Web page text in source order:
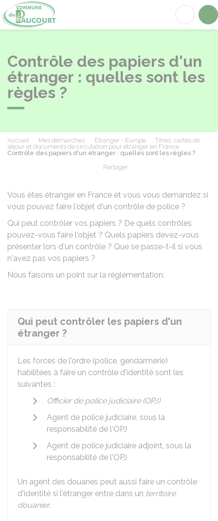
Contrôle des papiers d'un
étranger : quelles sont les
règles ?
Accueil Mes démarches Étranger - Europe
Titres, cartes de
séjour et documents de circulation pour étranger en France
Contrôle des papiers d'un étranger : quelles sont les règles ?
Partager
Vous êtes étranger en France et vous vous demandez si
vous pouvez faire l'objet d'un contrôle de police ?
Qui peut contrôler vos papiers ? De quels contrôles
pouvez-vous faire l'objet ? Quels papiers devez-vous
présenter lors d'un contrôle ? Que se passe-t-il si vous
n'avez pas vos papiers ?
Nous faisons un point sur la réglementation.
Qui peut contrôler les papiers d'un
étranger ?
Les forces de l'ordre (police, gendarmerie)
habilitées à faire un contrôle d'identité sont les
suivantes :
Officier de police judiciaire (OPJ)
Agent de police judiciaire, sous la
responsabilité de l'OPJ
Agent de police judiciaire adjoint, sous la
responsabilité de l'OPJ
Un agent des douanes peut aussi faire un contrôle
d'identité si l'étranger entre dans un territoire
douanier.